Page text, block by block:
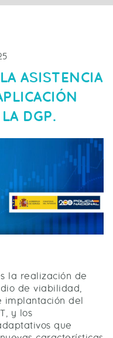
ASISTENCIA
DGP.
la realización de
de viabilidad,
implantación del
y los
que